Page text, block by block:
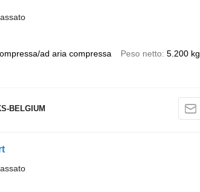
ad aria compressa Peso netto 5.200 kg
BELGIUM